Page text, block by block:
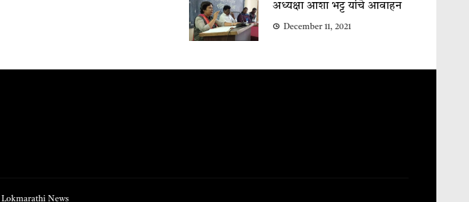
अध्यक्षा आशा भट्ट यांचे आवाहन
December 11, 2021
Lokmarathi News